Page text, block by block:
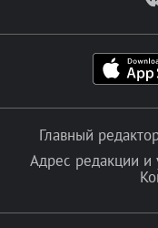
Главный
Адрес редакции и